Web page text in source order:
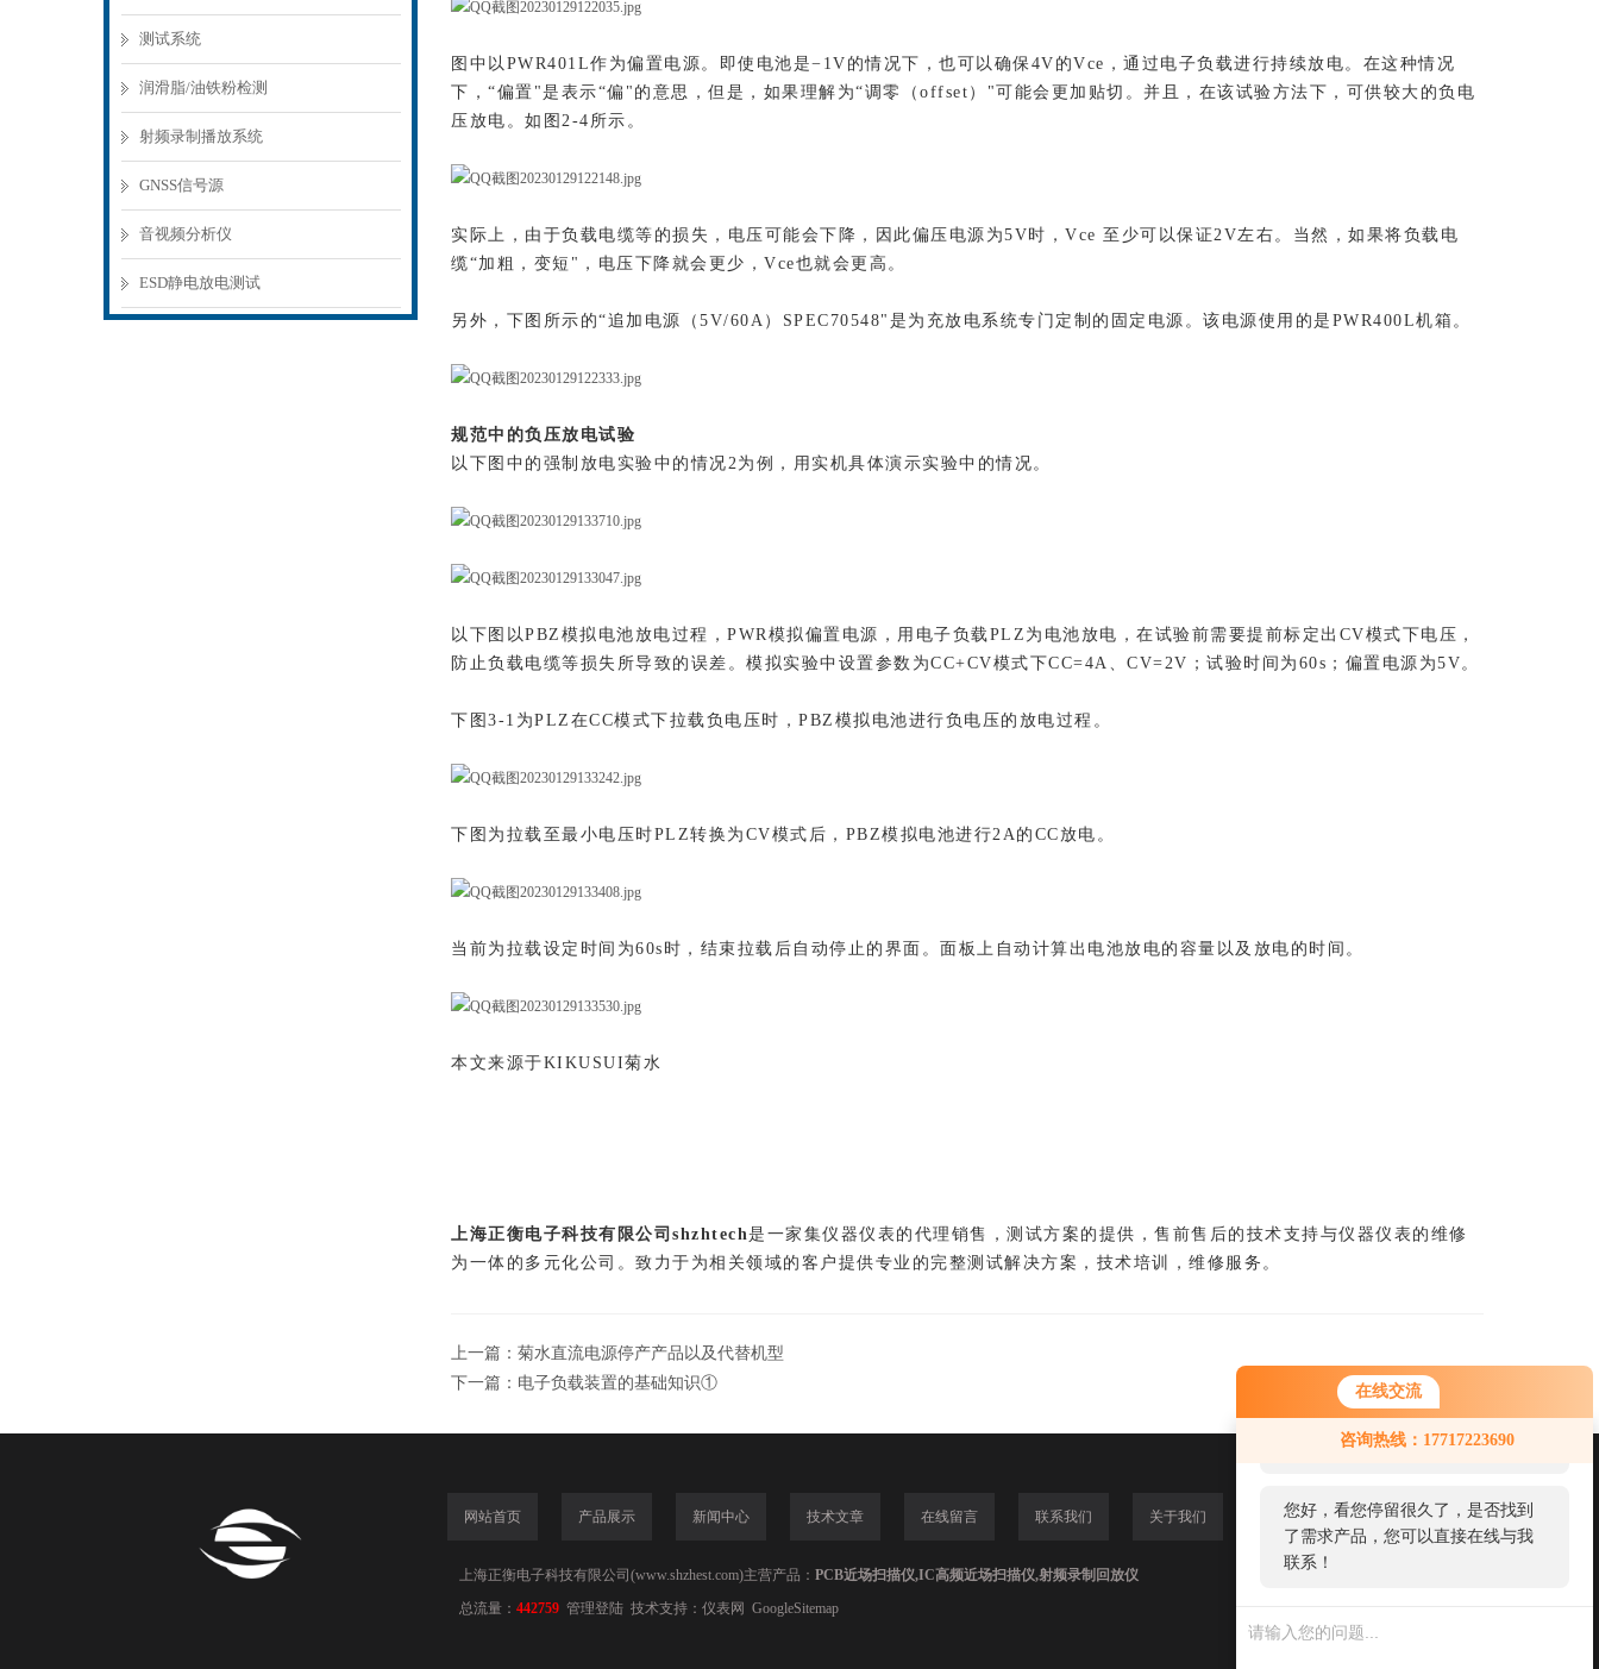
在线交流
咨询热线：17717223690
您好！欢迎前来咨询，很高兴为您
服务，请问您要咨询什么问题呢？
您好，看您停留很久了，是否找到
了需求产品，您可以直接在线与我
联系！
测试系统
润滑脂/油铁粉检测
射频录制播放系统
GNSS信号源
音视频分析仪
ESD静电放电测试
图中以PWR401L作为偏置电源。即使电池是−1V的情况下，也可以确保4V的Vce，通过电子负载进行持续放电。在这种情况
下，“偏置"是表示“偏"的意思，但是，如果理解为“调零（offset）"可能会更加贴切。并且，在该试验方法下，可供较大的负电
压放电。如图2-4所示。
实际上，由于负载电缆等的损失，电压可能会下降，因此偏压电源为5V时，Vce 至少可以保证2V左右。当然，如果将负载电
缆“加粗，变短"，电压下降就会更少，Vce也就会更高。
另外，下图所示的“追加电源（5V/60A）SPEC70548"是为充放电系统专门定制的固定电源。该电源使用的是PWR400L机箱。
规范中的负压放电试验
以下图中的强制放电实验中的情况2为例，用实机具体演示实验中的情况。
以下图以PBZ模拟电池放电过程，PWR模拟偏置电源，用电子负载PLZ为电池放电，在试验前需要提前标定出CV模式下电压，
防止负载电缆等损失所导致的误差。模拟实验中设置参数为CC+CV模式下CC=4A、CV=2V；试验时间为60s；偏置电源为5V。
下图3-1为PLZ在CC模式下拉载负电压时，PBZ模拟电池进行负电压的放电过程。
下图为拉载至最小电压时PLZ转换为CV模式后，PBZ模拟电池进行2A的CC放电。
当前为拉载设定时间为60s时，结束拉载后自动停止的界面。面板上自动计算出电池放电的容量以及放电的时间。
本文来源于KIKUSUI菊水
上海正衡电子科技有限公司shzhtech是一家集仪器仪表的代理销售，测试方案的提供，售前售后的技术支持与仪器仪表的维修
为一体的多元化公司。致力于为相关领域的客户提供专业的完整测试解决方案，技术培训，维修服务。
上一篇： 菊水直流电源停产产品以及代替机型
下一篇： 电子负载装置的基础知识①
网站首页 产品展示 新闻中心 技术文章 在线留言 联系我们 关于我们
上海正衡电子科技有限公司(www.shzhest.com)主营产品： PCB近场扫描仪,IC高频近场扫描仪,射频录制回放仪
总流量： 442759 管理登陆 技术支持： 仪表网 GoogleSitemap